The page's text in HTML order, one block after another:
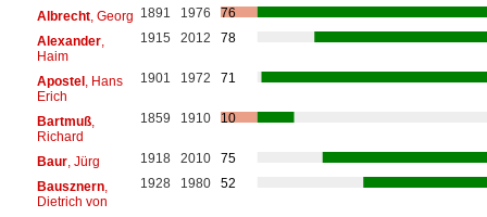
Albrecht, Georg 1891 1976
76
Alexander,
Haim
1915 2012 78
Apostel, Hans
Erich
1901 1972 71
Bartmuß,
Richard
1859 1910 10
Baur, Jürg 1918 2010
75
Bausznern,
Dietrich von
1928 1980 52